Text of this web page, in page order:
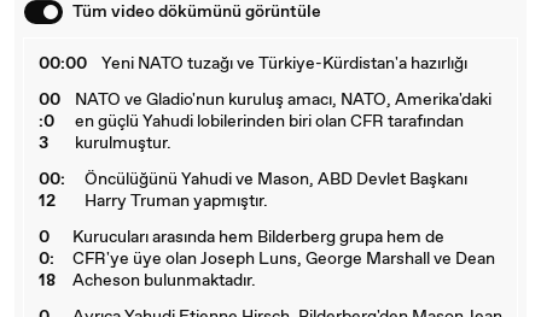
Tüm video dökümünü görüntüle
00:00
Yeni NATO tuzağı ve Türkiye-Kürdistan'a hazırlığı
00
:0
3
NATO ve Gladio'nun kuruluş amacı, NATO, Amerika'daki
en güçlü Yahudi lobilerinden biri olan CFR tarafından
kurulmuştur.
00:
12
Öncülüğünü Yahudi ve Mason, ABD Devlet Başkanı
Harry Truman yapmıştır.
0
0:
18
Kurucuları arasında hem Bilderberg grupa hem de
CFR'ye üye olan Joseph Luns, George Marshall ve Dean
Acheson bulunmaktadır.